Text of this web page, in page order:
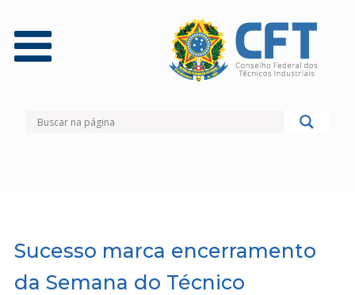
Sucesso marca encerramento
da Semana do Técnico